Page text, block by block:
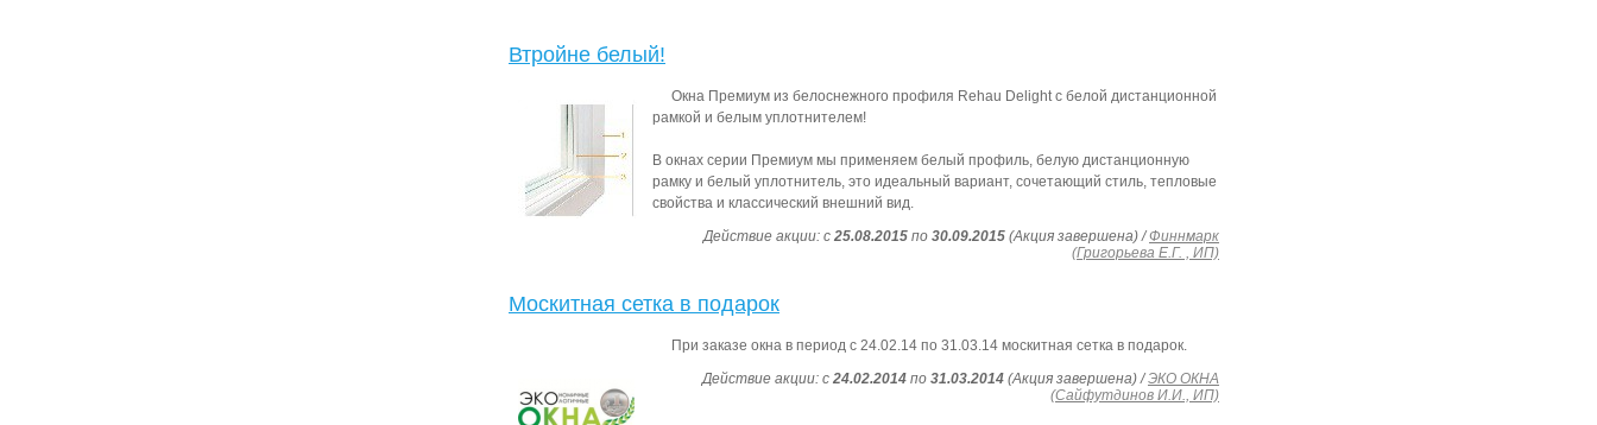
Втройне белый!
Окна Премиум из белоснежного профиля Rehau Delight с белой дистанционной
рамкой и белым уплотнителем!
В окнах серии Премиум мы применяем белый профиль, белую дистанционную
рамку и белый уплотнитель, это идеальный вариант, сочетающий стиль, тепловые
свойства и классический внешний вид.
Действие акции: с 25.08.2015 по 30.09.2015 (Акция завершена) /Финнмарк
(Григорьева Е.Г. , ИП)
Москитная сетка в подарок
При заказе окна в период с 24.02.14 по 31.03.14 москитная сетка в подарок.
Действие акции: с 24.02.2014 по 31.03.2014 (Акция завершена) /ЭКО ОКНА
(Сайфутдинов И.И., ИП)